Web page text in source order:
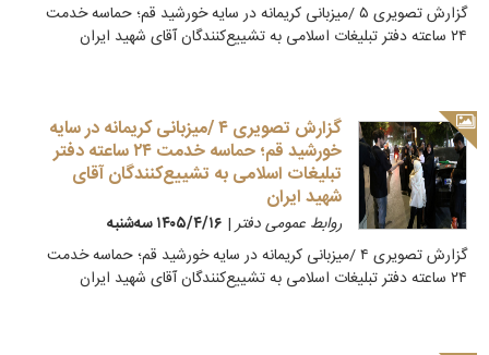
گزارش تصویری ۵ /میزبانی کریمانه در سایه خورشید قم؛ حماسه خدمت
۲۴ ساعته دفتر تبلیغات اسلامی به تشییع‌کنندگان آقای شهید ایران
گزارش تصویری ۴ /میزبانی کریمانه در سایه
خورشید قم؛ حماسه خدمت ۲۴ ساعته دفتر
تبلیغات اسلامی به تشییع‌کنندگان آقای
شهید ایران
روابط عمومی دفتر| ۱۴۰۵/۴/۱۶ سه‌شنبه
گزارش تصویری ۴ /میزبانی کریمانه در سایه خورشید قم؛ حماسه خدمت
۲۴ ساعته دفتر تبلیغات اسلامی به تشییع‌کنندگان آقای شهید ایران